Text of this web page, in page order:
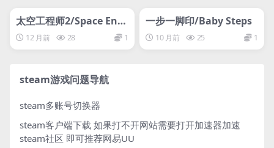
网盘下载游戏
太空工程师2/Space Engi
neers 2
12 月前 28 1
网盘下载游戏
一步一脚印/Baby Steps
10 月前 25 1
steam游戏问题导航
steam多账号切换器
steam客户端下载 如果打不开网站需要打开加速器加速
steam社区 即可推荐网易UU